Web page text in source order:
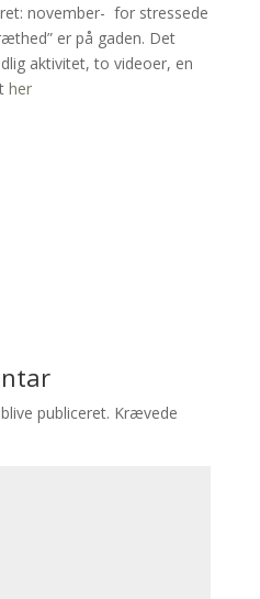
november- for stressede
er på gaden. Det
aktivitet, to videoer, en
her
publiceret. Krævede